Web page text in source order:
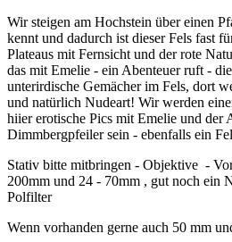
Wir steigen am Hochstein über einen
kennt und dadurch ist dieser Fels fast
Plateaus mit Fernsicht und der rote
das mit Emelie - ein Abenteuer ruft -
unterirdische Gemächer im Fels, dort
und natürlich Nudeart! Wir werden
hiier erotische Pics mit Emelie und der
Dimmbergpfeiler sein - ebenfalls ein
Stativ bitte mitbringen - Objektive -
200mm und 24 - 70mm , gut noch ein
Polfilter
Wenn vorhanden gerne auch 50 mm